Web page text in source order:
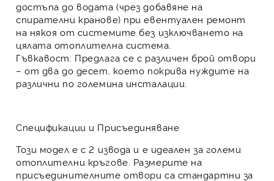
достъпа до водата (чрез добавяне на
спирателни кранове) при евентуален ремонт
на някоя от системите без изключването на
цялата отоплителна система
Гъвкавост: Предлага се с различен брой отвори
– от два до десет, което покрива нуждите на
различни по големина инсталации.
Спецификации и Присъединяване
Този модел е с2 извода и е идеален за големи
отоплителни кръгове. Размерите на
присъединителните отвори са стандартни за